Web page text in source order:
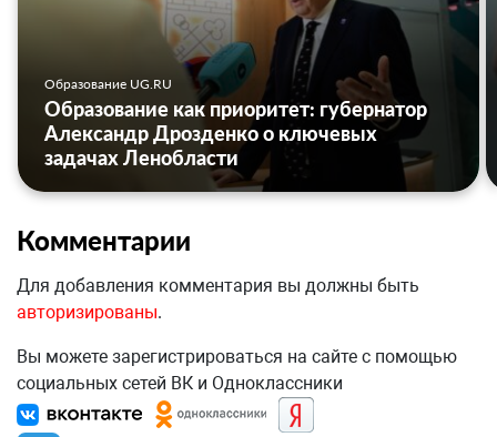
Образование UG.RU
Образование как приоритет: губернатор
Александр Дрозденко о ключевых
задачах Ленобласти
Комментарии
Для добавления комментария вы должны быть
авторизированы.
Вы можете зарегистрироваться на сайте с помощью
социальных сетей ВК и Одноклассники